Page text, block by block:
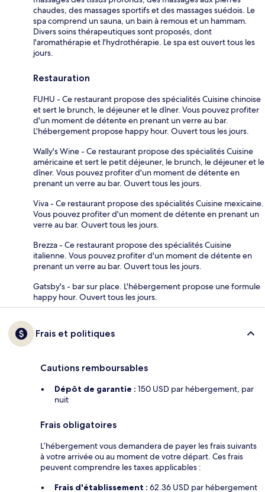
chaudes, des massages sportifs et des massages suédois. Le
spa comprend un sauna, un bain à remous et un hammam.
Divers soins thérapeutiques sont proposés, dont
l'aromathérapie et l'hydrothérapie. Le spa est ouvert tous les
jours.
Restauration
FUHU - Ce restaurant propose des spécialités Cuisine chinoise
et sert le brunch, le déjeuner et le dîner. Vous pouvez profiter
d'un moment de détente en prenant un verre au bar.
L'hébergement propose happy hour. Ouvert tous les jours.
Wally's Wine - Ce restaurant propose des spécialités Cuisine
américaine et sert le petit déjeuner, le brunch, le déjeuner et le
dîner. Vous pouvez profiter d'un moment de détente en
prenant un verre au bar. Ouvert tous les jours.
Viva - Ce restaurant propose des spécialités Cuisine mexicaine.
Vous pouvez profiter d'un moment de détente en prenant un
verre au bar. Ouvert tous les jours.
Brezza - Ce restaurant propose des spécialités Cuisine
italienne. Vous pouvez profiter d'un moment de détente en
prenant un verre au bar. Ouvert tous les jours.
Gatsby's - bar sur place. L'hébergement propose une formule
happy hour. Ouvert tous les jours.
Frais et politiques
Cautions remboursables
Dépôt de garantie : 150 USD par hébergement, par
nuit
Frais obligatoires
L’hébergement vous demandera de payer les frais suivants
à votre arrivée ou au moment de votre départ. Ces frais
peuvent comprendre les taxes applicables :
Frais d'établissement : 62.36 USD par hébergement